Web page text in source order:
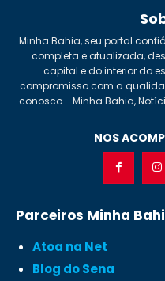
Minha Bahia, seu portal
completa e atualizada,
capital e do interior do
compromisso com a
conosco - Minha Bahia,
NOS
Parceiros Minha
Atoa na Net
Blog do Sena